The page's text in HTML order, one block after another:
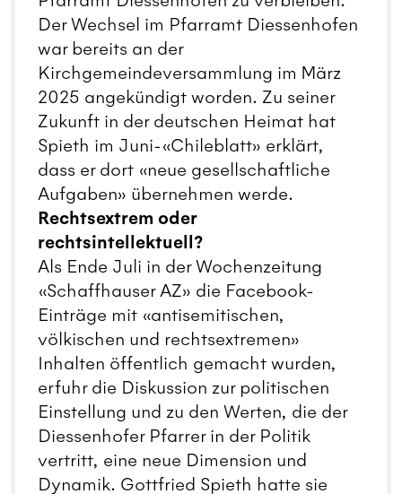
Der Wechsel im Pfarramt Diessenhofen
war bereits an der
Kirchgemeindeversammlung im März
2025 angekündigt worden. Zu seiner
Zukunft in der deutschen Heimat hat
Spieth im Juni-«Chileblatt» erklärt,
dass er dort «neue gesellschaftliche
Aufgaben» übernehmen werde.
Rechtsextrem oder
rechtsintellektuell?
Als Ende Juli in der Wochenzeitung
«Schaffhauser AZ» die Facebook-
Einträge mit «antisemitischen,
völkischen und rechtsextremen»
Inhalten öffentlich gemacht wurden,
erfuhr die Diskussion zur politischen
Einstellung und zu den Werten, die der
Diessenhofer Pfarrer in der Politik
vertritt, eine neue Dimension und
Dynamik. Gottfried Spieth hatte sie